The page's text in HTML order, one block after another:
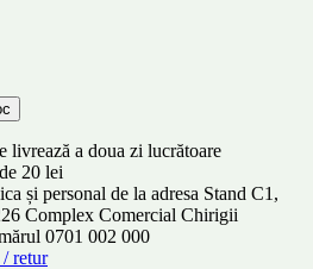
livrează a doua zi lucrătoare
20 lei
și personal de la adresa Stand C1,
Complex Comercial Chirigii
0701 002 000
/ retur